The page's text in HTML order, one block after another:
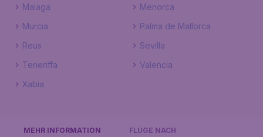
Malaga
Menorca
Murcia
Palma de Mallorca
Reus
Sevilla
Teneriffa
Valencia
Xabia
MEHR INFORMATION FLÜGE NACH